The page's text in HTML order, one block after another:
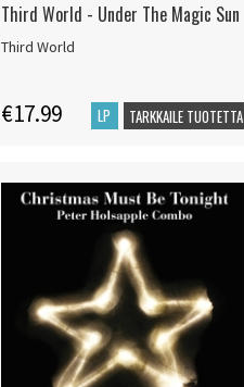
Third World - Under The Magic Sun
Third World
€17.99 LP TARKKAILE TUOTETTA